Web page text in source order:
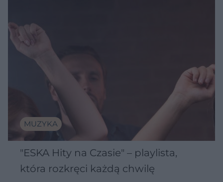
MUZYKA
"ESKA Hity na Czasie" – playlista,
która rozkręci każdą chwilę